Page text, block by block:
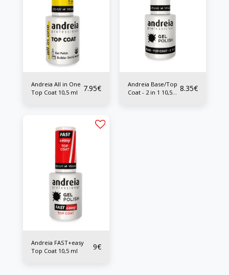
Andreia All in One
Top Coat 10,5 ml
7.95€
Andreia Base/Top
Coat - 2 in 1 10,5
8.35€
Andreia FAST+easy
Top Coat 10,5 ml
9€